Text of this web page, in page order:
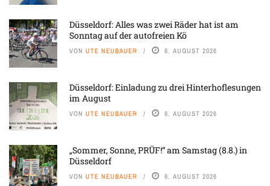
Düsseldorf: Alles was zwei Räder hat ist am
Sonntag auf der autofreien Kö
VON UTE NEUBAUER 6. AUGUST 2026
Düsseldorf: Einladung zu drei Hinterhoflesungen
im August
VON UTE NEUBAUER 6. AUGUST 2026
„Sommer, Sonne, PRÜF!“ am Samstag (8.8.) in
Düsseldorf
VON UTE NEUBAUER 6. AUGUST 2026